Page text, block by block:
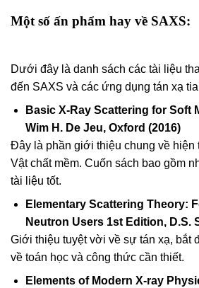
Một số ấn phẩm hay về SAXS:
Dưới đây là danh sách các tài liệu
đến SAXS và các ứng dụng tán xạ
Basic X-Ray Scattering for Soft
Wim H. De Jeu, Oxford (2016)
Đây là phần giới thiệu chung về
Vật chất mềm. Cuốn sách bao gồm
tài liệu tốt.
Elementary Scattering Theory:
Neutron Users 1st Edition, D.S.
Giới thiệu tuyệt vời về sự tán xạ, bắt
về toán học và công thức cần thiết.
Elements of Modern X-ray